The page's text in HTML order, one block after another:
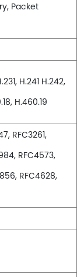
Packet
H.241 H.242,
H.460.19
RFC3261,
RFC4573,
RFC4628,